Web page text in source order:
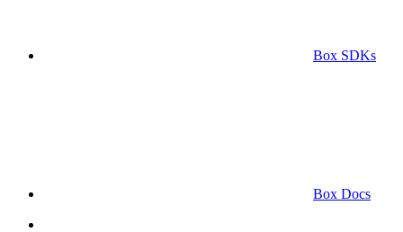
Box SDKs
Box Docs